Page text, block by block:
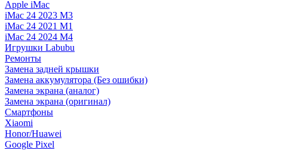
Apple iMac
iMac 24 2023 M3
iMac 24 2021 M1
iMac 24 2024 M4
Игрушки Labubu
Ремонты
Замена задней крышки
Замена аккумулятора (Без ошибки)
Замена экрана (аналог)
Замена экрана (оригинал)
Смартфоны
Xiaomi
Honor/Huawei
Google Pixel